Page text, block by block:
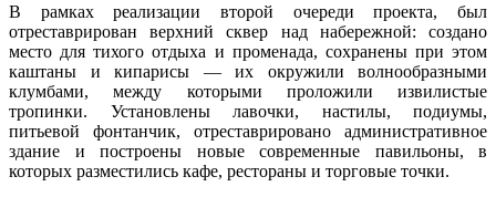
В рамках реализации второй очереди проекта, был
отреставрирован верхний сквер над набережной: создано
место для тихого отдыха и променада, сохранены при этом
каштаны и кипарисы — их окружили волнообразными
клумбами, между которыми проложили извилистые
тропинки. Установлены лавочки, настилы, подиумы,
питьевой фонтанчик, отреставрировано административное
здание и построены новые современные павильоны, в
которых разместились кафе, рестораны и торговые точки.